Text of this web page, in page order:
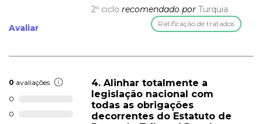
Avaliar
2º ciclo recomendado por Turquia
Ratificação de tratados
0 avaliações
0
0
4. Alinhar totalmente a
legislação nacional com
todas as obrigações
decorrentes do Estatuto de